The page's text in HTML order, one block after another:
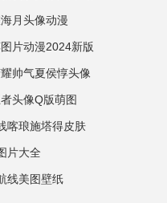
月头像动漫
片动漫2024新版
帅气夏侯惇头像
头像Q版萌图
喀琅施塔得皮肤
片大全
线美图壁纸